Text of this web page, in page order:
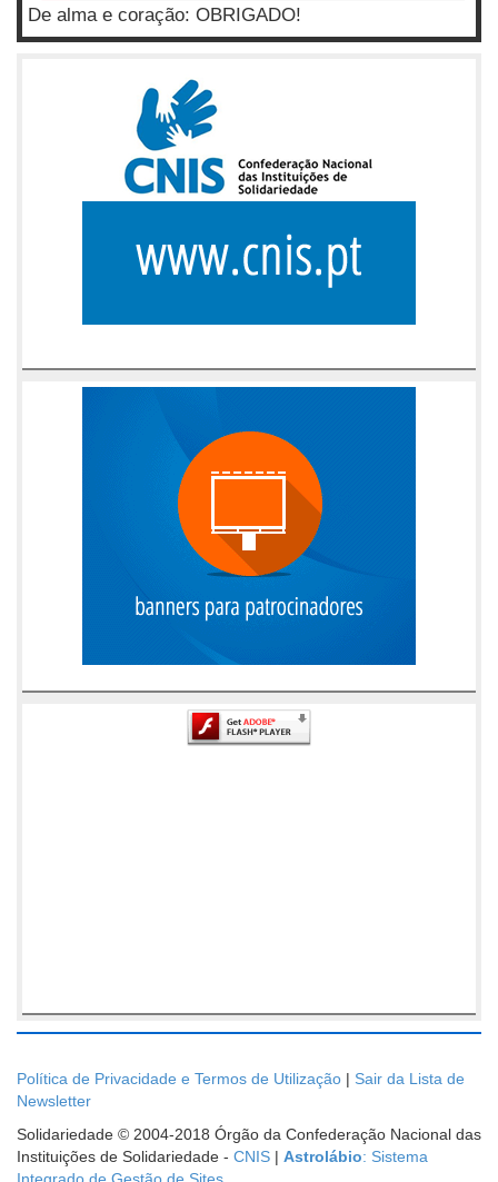
De alma e coração: OBRIGADO!
Política de Privacidade e Termos de Utilização | Sair da Lista de
Newsletter
Solidariedade © 2004-2018 Órgão da Confederação Nacional das
Instituições de Solidariedade - CNIS | Astrolábio: Sistema